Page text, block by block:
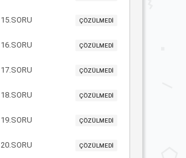
15.SORU ÇÖZÜLMEDİ
16.SORU ÇÖZÜLMEDİ
17.SORU ÇÖZÜLMEDİ
18.SORU ÇÖZÜLMEDİ
19.SORU ÇÖZÜLMEDİ
20.SORU ÇÖZÜLMEDİ